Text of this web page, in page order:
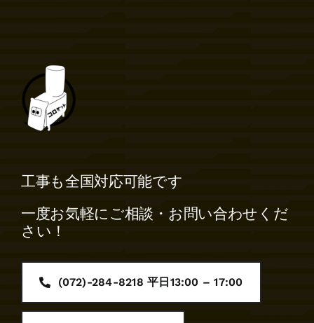
工事も全国対応可能です
一度お気軽にご相談・お問い合わせくだ
さい！
(072)-284-8218 平日13:00 – 17:00